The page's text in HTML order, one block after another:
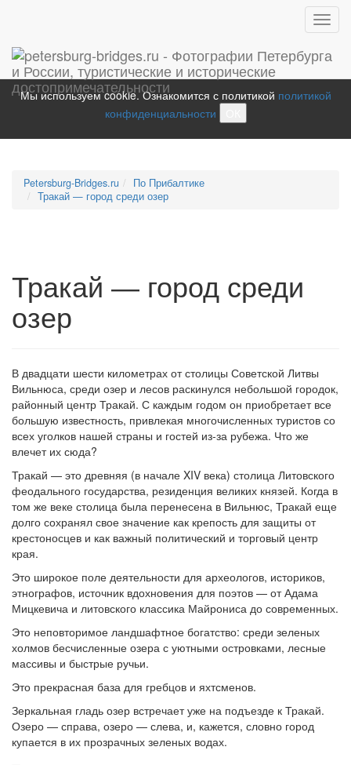
Мы используем cookie. Ознакомится с политикой политикой
конфиденциальности
Petersburg-Bridges.ru
По Прибалтике
Тракай — город среди озер
Тракай — город среди
озер
В двадцати шести километрах от столицы Советской Литвы
Вильнюса, среди озер и лесов раскинулся небольшой городок,
районный центр Тракай. С каждым годом он приобретает все
большую известность, привлекая многочисленных туристов со
всех уголков нашей страны и гостей из-за рубежа. Что же
влечет их сюда?
Тракай — это древняя (в начале XIV века) столица Литовского
феодального государства, резиденция великих князей. Когда в
том же веке столица была перенесена в Вильнюс, Тракай еще
долго сохранял свое значение как крепость для защиты от
крестоносцев и как важный политический и торговый центр
края.
Это широкое поле деятельности для археологов, историков,
этнографов, источник вдохновения для поэтов — от Адама
Мицкевича и литовского классика Майрониса до современных.
Это неповторимое ландшафтное богатство: среди зеленых
холмов бесчисленные озера с уютными островками, лесные
массивы и быстрые ручьи.
Это прекрасная база для гребцов и яхтсменов.
Зеркальная гладь озер встречает уже на подъезде к Тракай.
Озеро — справа, озеро — слева, и, кажется, словно город
купается в их прозрачных зеленых водах.